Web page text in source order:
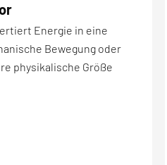
Energie in eine
Bewegung oder
physikalische Größe